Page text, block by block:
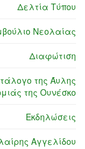
Δελτία Τύπου
Νεολαίας
Διαφώτιση
της Άυλης
της Ουνέσκο
Εκδηλώσεις
Αγγελίδου